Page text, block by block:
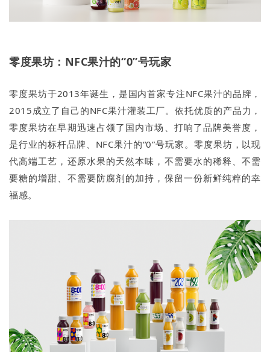
零度果坊：NFC果汁的“0”号玩家
零度果坊于2013年诞生，是国内首家专注NFC果汁的品牌，
2015成立了自己的NFC果汁灌装工厂。依托优质的产品力，
零度果坊在早期迅速占领了国内市场、打响了品牌美誉度，
是行业的标杆品牌、NFC果汁的“0”号玩家。零度果坊，以现
代高端工艺，还原水果的天然本味，不需要水的稀释、不需
要糖的增甜、不需要防腐剂的加持，保留一份新鲜纯粹的幸
福感。